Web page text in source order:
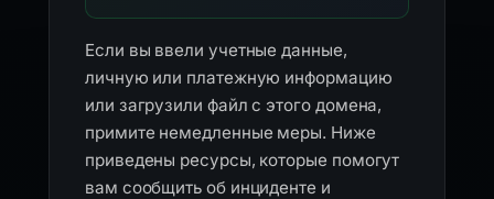
Если вы ввели учетные данные,
личную или платежную информацию
или загрузили файл с этого домена,
примите немедленные меры. Ниже
приведены ресурсы, которые помогут
вам сообщить об инциденте и